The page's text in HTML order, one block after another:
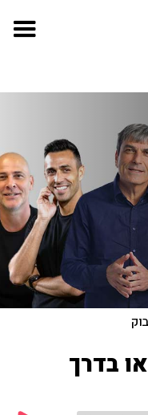
בדרך